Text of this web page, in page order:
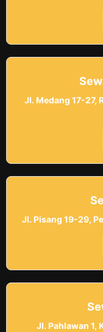
Jl. Medang 17-27,
Jl. Pisang 19-29,
Jl. Pahlawan 1,